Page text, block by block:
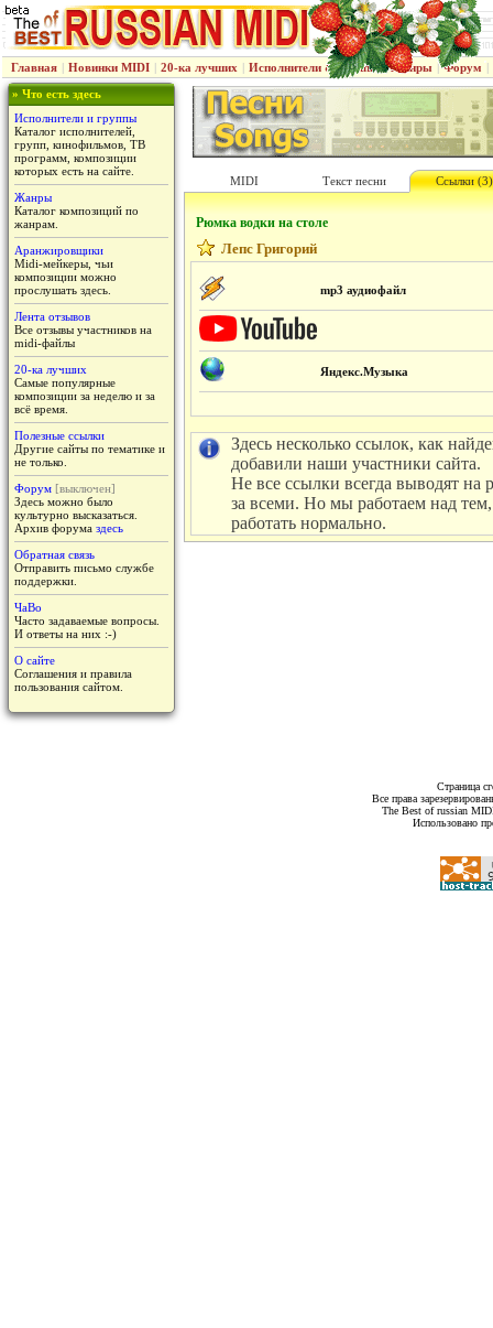
Главная | Новинки MIDI | 20-ка лучших | Исполнители & группы | Жанры | Форум |
» Что есть здесь
Исполнители и группы
Каталог исполнителей,
групп, кинофильмов, ТВ
программ, композиции
которых есть на сайте.
Жанры
Каталог композиций по
жанрам.
Аранжировщики
Midi-мейкеры, чьи
композиции можно
прослушать здесь.
Лента отзывов
Все отзывы участников на
midi-файлы
20-ка лучших
Самые популярные
композиции за неделю и за
всё время.
Полезные ссылки
Другие сайты по тематике и
не только.
Форум [выключен]
Здесь можно было
культурно высказаться.
Архив форума здесь
Обратная связь
Отправить письмо службе
поддержки.
ЧаВо
Часто задаваемые вопросы.
И ответы на них :-)
О сайте
Соглашения и правила
пользования сайтом.
MIDI Текст песни Ссылки (3)
Рюмка водки на столе
Лепс Григорий
mp3 аудиофайл
Яндекс.Музыка
Здесь несколько ссылок, как
добавили наши участники сайта.
Не все ссылки всегда выводят
за всеми. Но мы работаем над тем,
работать нормально.
Страница
Все права
The Best of russian
Использовано